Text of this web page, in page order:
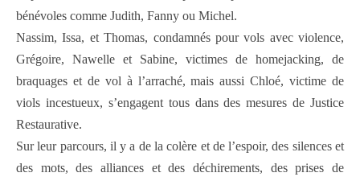
bénévoles comme Judith, Fanny ou Michel.
Nassim, Issa, et Thomas, condamnés pour vols avec violence,
Grégoire, Nawelle et Sabine, victimes de homejacking, de
braquages et de vol à l’arraché, mais aussi Chloé, victime de
viols incestueux, s’engagent tous dans des mesures de Justice
Restaurative.
Sur leur parcours, il y a de la colère et de l’espoir, des silences et
des mots, des alliances et des déchirements, des prises de